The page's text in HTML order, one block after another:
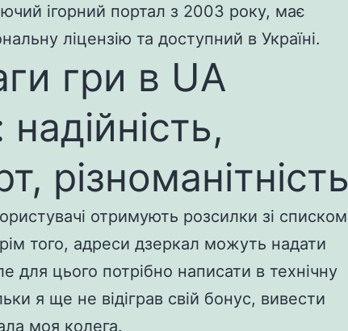
ігорний портал з 2003 року, має
ліцензію та доступний в Україні.
гри в UA
різноманітність
отримують розсилки зі списком
того, адреси дзеркал можуть надати
для цього потрібно написати в технічну
я ще не відіграв свій бонус, вивести
моя колега.